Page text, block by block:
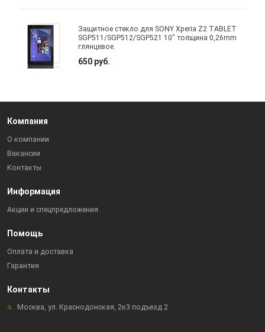
Защитное стекло для SONY Xperia Z2 TABLET
SGP511/SGP512/SGP521 10" толщина 0,26mm
глянцевое.
650 руб.
Компания
О компании
Вакансии
Контакты
Информация
Акции и спецпредложения
Помощь
Оплата и доставка
Гарантия
Контакты
Москва, ул. Краснодонская, 2к3 подъезд 2